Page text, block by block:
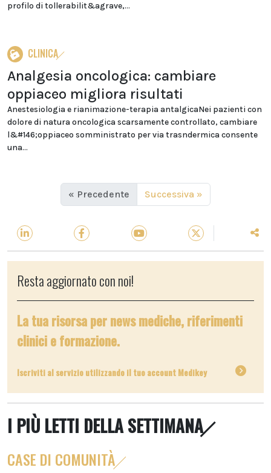
profilo di tollerabilit&agrave,...
CLINICA
Analgesia oncologica: cambiare
oppiaceo migliora risultati
Anestesiologia e rianimazione-terapia antalgicaNei pazienti con
dolore di natura oncologica scarsamente controllato, cambiare
l&#146;oppiaceo somministrato per via trasndermica consente
una...
« Precedente Successiva »
Resta aggiornato con noi!
La tua risorsa per news mediche, riferimenti
clinici e formazione.
Iscriviti al servizio utilizzando il tuo account Medikey
I PIÙ LETTI DELLA SETTIMANA
CASE DI COMUNITÀ